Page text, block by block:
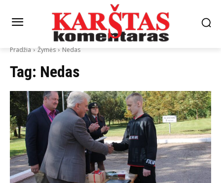
Pradžia Žymės Nedas
Tag: Nedas